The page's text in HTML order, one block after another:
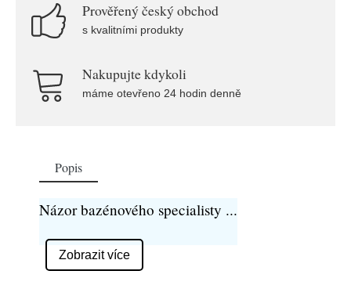
Prověřený český obchod
s kvalitními produkty
Nakupujte kdykoli
máme otevřeno 24 hodin denně
Popis
Názor bazénového specialisty ...
Zobrazit více